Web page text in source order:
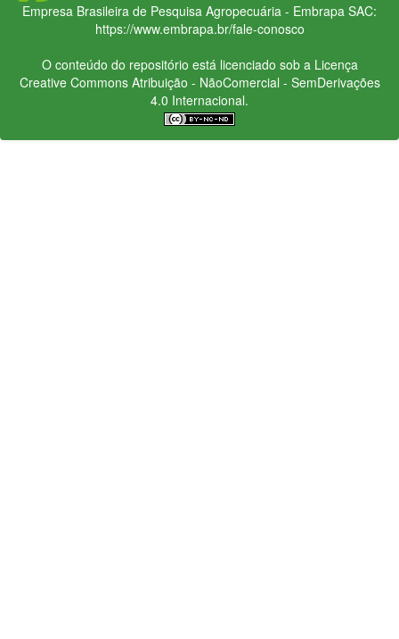
Empresa Brasileira de Pesquisa Agropecuária - Embrapa SAC:
https://www.embrapa.br/fale-conosco
O conteúdo do repositório está licenciado sob a Licença
Creative CommonsAtribuição - NãoComercial - SemDerivações
4.0 Internacional.